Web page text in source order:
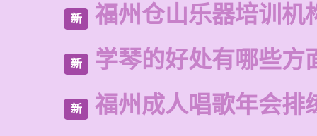
新 福州仓山乐器培训机
新 学琴的好处有哪些方
新 福州成人唱歌年会排